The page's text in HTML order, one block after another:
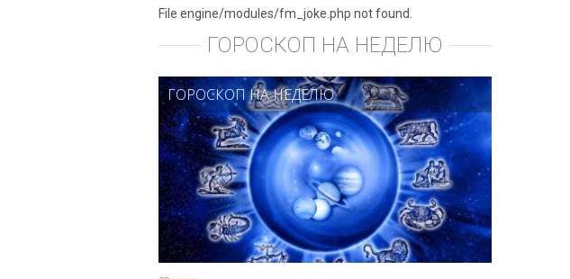
File engine/modules/fm_joke.php not found.
ГОРОСКОП НА НЕДЕЛЮ
ГОРОСКОП НА НЕДЕЛЮ